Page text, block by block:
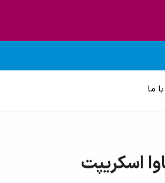
ما
اسکریپت